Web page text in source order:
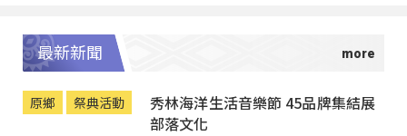
最新新聞
原鄉 祭典活動
秀林海洋生活音樂節 45品牌集結展
部落文化